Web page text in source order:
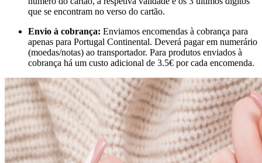
que se encontram no verso do cartão.
Envio à cobrança: Enviamos encomendas à cobrança para
apenas para Portugal Continental. Deverá pagar em numerário
(moedas/notas) ao transportador. Para produtos enviados à
cobrança há um custo adicional de 3.5€ por cada encomenda.